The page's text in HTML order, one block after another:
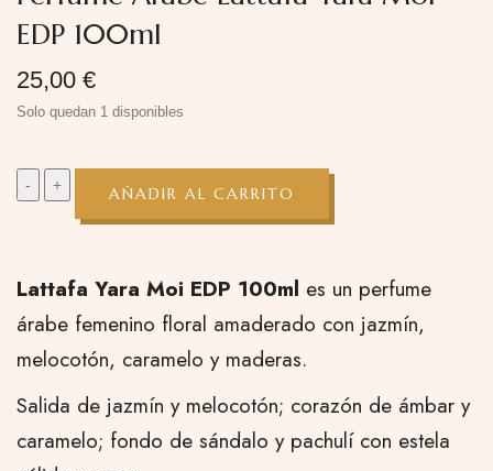
EDP 100ml
25,00 €
Lattafa Yara Moi EDP 100ml es un perfume
árabe femenino floral amaderado con jazmín,
melocotón, caramelo y maderas.
Salida de jazmín y melocotón; corazón de ámbar y
caramelo; fondo de sándalo y pachulí con estela
Solo quedan 1 disponibles
AÑADIR AL CARRITO